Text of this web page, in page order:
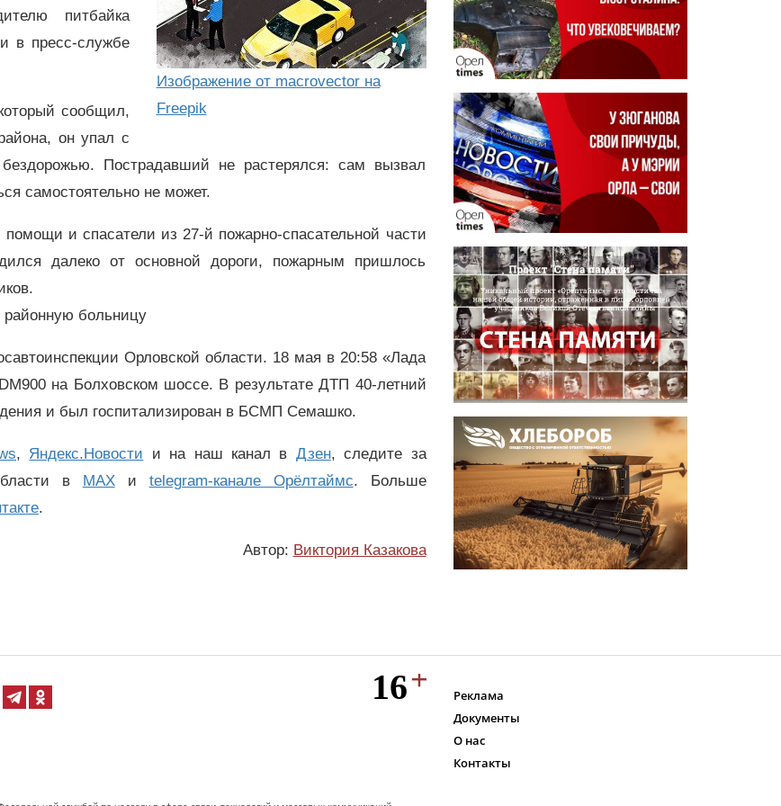
Изображение от macrovector на
Freepik
питбайка
в пресс-службе
сообщил,
он упал с
Пострадавший не растерялся: сам вызвал
самостоятельно не может.
и спасатели из 27‑й пожарно-спасательной части
далеко от основной дороги, пожарным пришлось
больницу
Орловской области. 18 мая в 20:58 «Лада
на Болховском шоссе. В результате ДТП 40-летний
и был госпитализирован в БСМП Семашко.
, Яндекс.Новости и на наш канал в Дзен, следите за
в MAXи telegram-канале Орёлтаймс. Больше
.
Автор: Виктория Казакова
Реклама
Документы
О нас
Контакты